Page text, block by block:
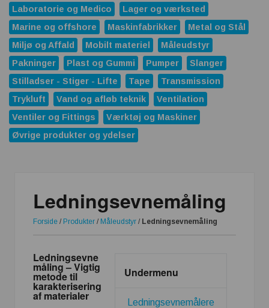
Laboratorie og Medico
Lager og værksted
Marine og offshore
Maskinfabrikker
Metal og Stål
Miljø og Affald
Mobilt materiel
Måleudstyr
Pakninger
Plast og Gummi Pumper
Slanger
Stilladser - Stiger - Lifte
Tape
Transmission
Trykluft
Vand og afløb teknik
Ventilation
Ventiler og Fittings
Værktøj og Maskiner
Øvrige produkter og ydelser
Ledningsevnemåling
Forside / Produkter / Måleudstyr / Ledningsevnemåling
Undermenu
Ledningsevnemålere
Ledningsevne
måling – Vigtig
metode til
karakterisering
af materialer